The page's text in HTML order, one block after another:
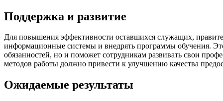
Поддержка и развитие
Для повышения эффективности оставшихся служащих,
информационные системы и внедрять программы обучения.
обязанностей, но и поможет сотрудникам развивать свои
методов работы должно привести к улучшению качества
Ожидаемые результаты